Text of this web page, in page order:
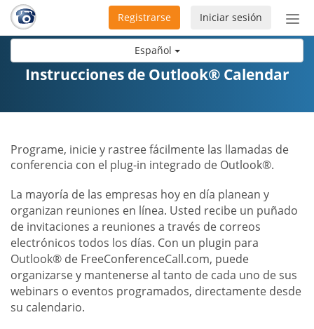
Español
de
Iniciar sesión
Registrarse
Instrucciones de Outlook® Calendar
Programe, inicie y rastree fácilmente las llamadas de
conferencia con el plug-in integrado de Outlook®.
La mayoría de las empresas hoy en día planean y
organizan reuniones en línea. Usted recibe un puñado
de invitaciones a reuniones a través de correos
electrónicos todos los días. Con un plugin para
Outlook® de FreeConferenceCall.com, puede
organizarse y mantenerse al tanto de cada uno de sus
webinars o eventos programados, directamente desde
su calendario.